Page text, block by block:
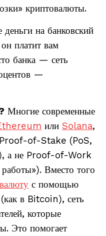
криптовалюты.
деньги на банковский
платит вам
банка — сеть
—
Многие современные
или Solana,
Proof-of-Stake (PoS,
а не Proof-of-Work
работы»). Вместо того
с помощью
в Bitcoin), сеть
которые
Это помогает